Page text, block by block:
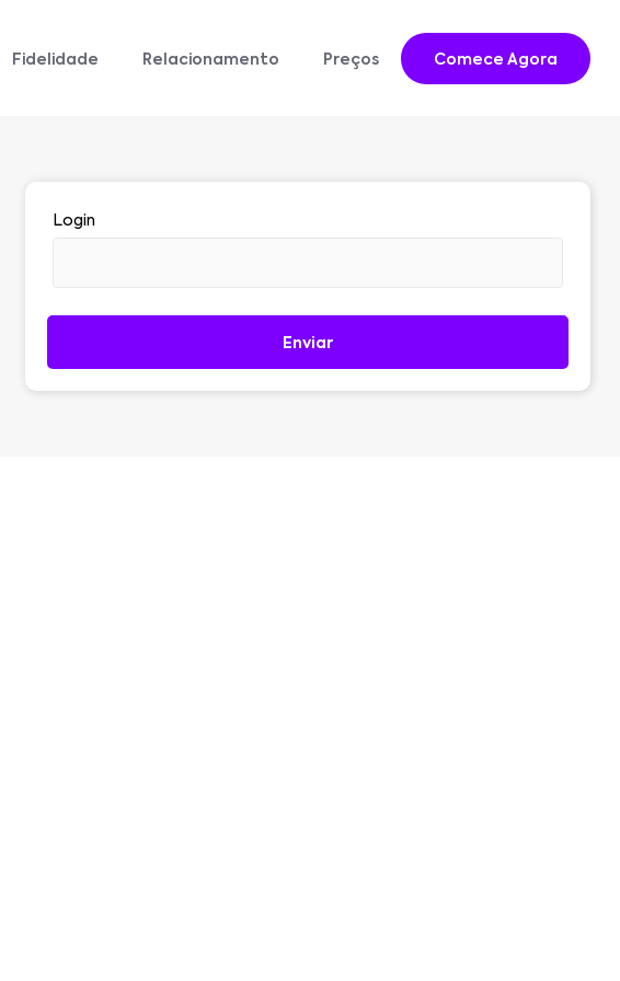
Fidelidade Relacionamento Preços Comece Agora
Login
Enviar